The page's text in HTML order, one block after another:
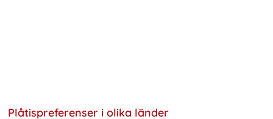
Plåtispreferenser i olika länder